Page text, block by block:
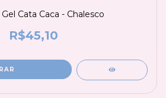
Cata Caca - Chalesco
R$45,10